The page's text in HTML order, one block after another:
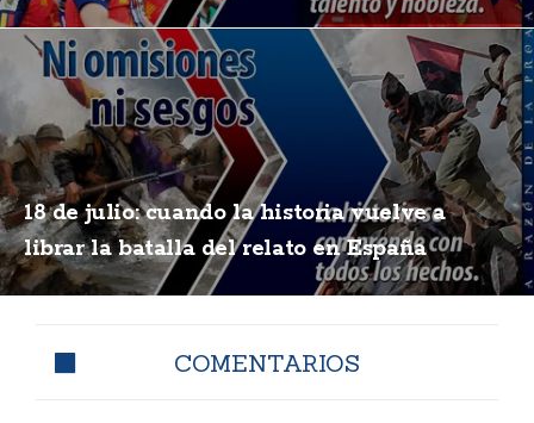
18 de julio: cuando la historia vuelve a
librar la batalla del relato en España
COMENTARIOS